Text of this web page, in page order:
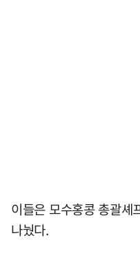
이들은 모수홍콩 총괄셰
나눴다.